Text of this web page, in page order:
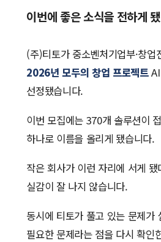
이번에 좋은 소식을 전하게
(주)티토가 중소벤처기업부·창업
2026년 모두의 창업 프로젝트AI
선정됐습니다.
이번 모집에는 370개 솔루션이
하나로 이름을 올리게 됐습니다.
작은 회사가 이런 자리에 서게
실감이 잘 나지 않습니다.
동시에 티토가 풀고 있는 문제가
필요한 문제라는 점을 다시 확인